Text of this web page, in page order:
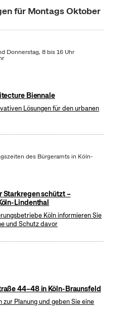
für Montags Oktober
Donnerstag, 8 bis 16 Uhr
Biennale
Lösungen für den urbanen
des Bürgeramts in Köln-
Starkregen schützt –
Lindenthal
Köln informieren Sie
und Schutz davor
44–48 in Köln-Braunsfeld
zur Planung und geben Sie eine